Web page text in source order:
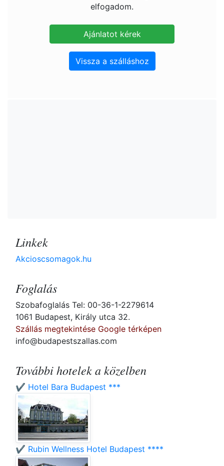
elfogadom.
Vissza a szálláshoz
Linkek
Akcioscsomagok.hu
Foglalás
Szobafoglalás Tel: 00-36-1-2279614
1061 Budapest, Király utca 32.
Szállás megtekintése Google térképen
info@budapestszallas.com
További hotelek a közelben
✔️ Hotel Bara Budapest ***
✔️ Rubin Wellness Hotel Budapest ****